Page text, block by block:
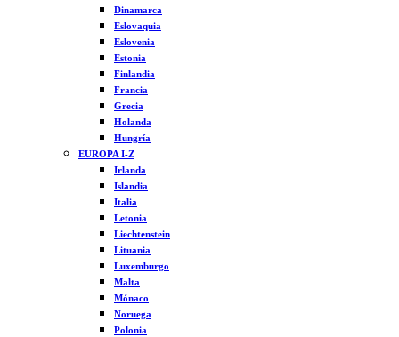
Dinamarca
Eslovaquia
Eslovenia
Estonia
Finlandia
Francia
Grecia
Holanda
Hungría
EUROPA I-Z
Irlanda
Islandia
Italia
Letonia
Liechtenstein
Lituania
Luxemburgo
Malta
Mónaco
Noruega
Polonia